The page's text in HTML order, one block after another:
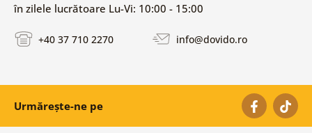
în zilele lucrătoare Lu-Vi: 10:00 - 15:00
+40 37 710 2270 info@dovido.ro
Urmărește-ne pe